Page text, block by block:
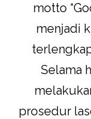
motto
menjadi
Selama
prosedur